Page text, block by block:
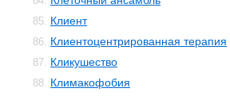
85. Клиент
86. Клиентоцентрированная терапия
87. Кликушество
88. Климакофобия